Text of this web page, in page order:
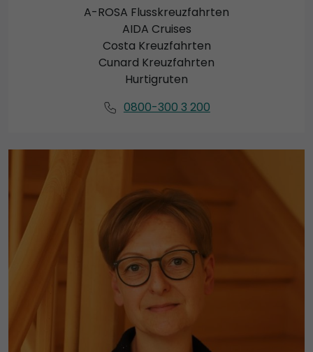
A-ROSA Flusskreuzfahrten
AIDA Cruises
Costa Kreuzfahrten
Cunard Kreuzfahrten
Hurtigruten
0800-300 3 200